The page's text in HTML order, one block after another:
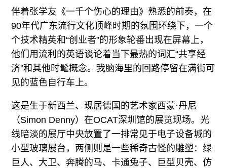
联系我们
关注我们
伴着张学友《一千个伤心的理由》熟悉的前奏，在
90年代广东流行文化顶峰时期的氛围环绕下，一个
个技术精英和“创业者”的形象轮番出现在屏幕上，
他们用流利的英语谈论着当下最热的词汇“共享经
济”和其他时髦概念。我脑海里的回路停留在满街可
见的蓝色自行车上。
这是生于新西兰、现居德国的艺术家西蒙·丹尼
（Simon Denny）在OCAT深圳馆的展览现场。光
线暗淡的展厅中央放置了一排常见于电子设备城的
小型玻璃展台，两侧则是一些稀奇古怪的雕塑：绿
巨人、大卫、奔腾的马、卡通兔子、巨型贝壳、仿